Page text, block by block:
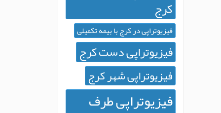
کرج
فیزیوتراپی در کرج با بیمه تکمیلی
فیزیوتراپی دست کرج
فیزیوتراپی شهر کرج
فیزیوتراپی طرف